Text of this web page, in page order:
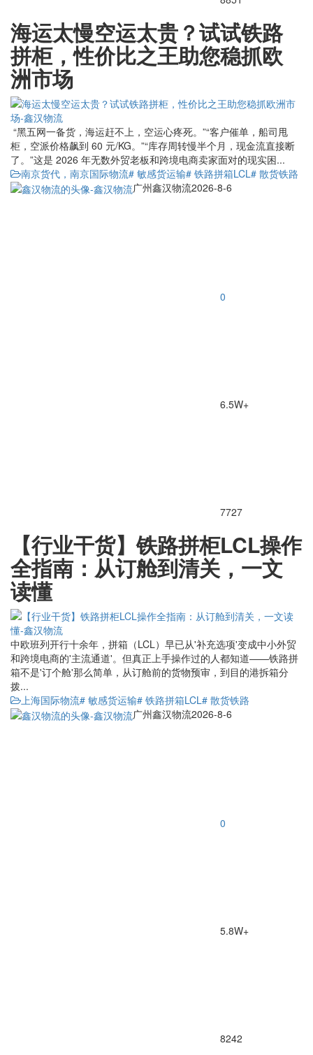
海运太慢空运太贵？试试铁路
拼柜，性价比之王助您稳抓欧
洲市场
“黑五网一备货，海运赶不上，空运心疼死。”“客户催单，船司甩
柜，空派价格飙到 60 元/KG。”“库存周转慢半个月，现金流直接断
了。”这是 2026 年无数外贸老板和跨境电商卖家面对的现实困...
南京货代，南京国际物流# 敏感货运输# 铁路拼箱LCL# 散货铁路
广州鑫汉物流2026-8-6
0
6.5W+
7727
【行业干货】铁路拼柜LCL操作
全指南：从订舱到清关，一文
读懂
中欧班列开行十余年，拼箱（LCL）早已从'补充选项'变成中小外贸
和跨境电商的'主流通道'。但真正上手操作过的人都知道——铁路拼
箱不是'订个舱'那么简单，从订舱前的货物预审，到目的港拆箱分
拨...
上海国际物流# 敏感货运输# 铁路拼箱LCL# 散货铁路
广州鑫汉物流2026-8-6
0
5.8W+
8242